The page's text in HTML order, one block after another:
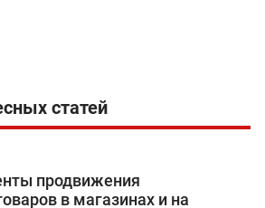
статей
продвижения
в магазинах и на